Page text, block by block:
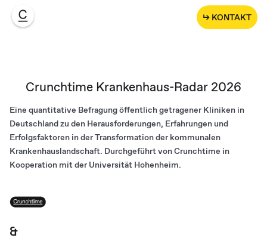
↳ KONTAKT
Crunchtime Krankenhaus-Radar 2026
Eine quantitative Befragung öffentlich getragener Kliniken in
Deutschland zu den Herausforderungen, Erfahrungen und
Erfolgsfaktoren in der Transformation der kommunalen
Krankenhauslandschaft. Durchgeführt von Crunchtime in
Kooperation mit der Universität Hohenheim.
&